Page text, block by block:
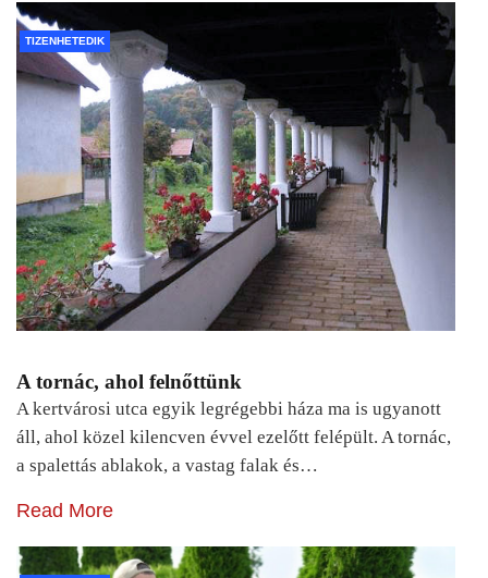
TIZENHETEDIK
A tornác, ahol felnőttünk
A kertvárosi utca egyik legrégebbi háza ma is ugyanott
áll, ahol közel kilencven évvel ezelőtt felépült. A tornác,
a spalettás ablakok, a vastag falak és…
Read More